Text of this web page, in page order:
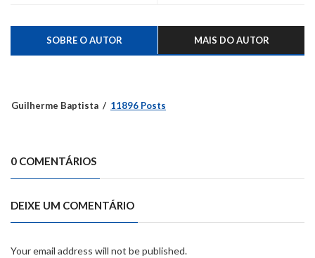
SOBRE O AUTOR MAIS DO AUTOR
Guilherme Baptista 11896 Posts
0 COMENTÁRIOS
DEIXE UM COMENTÁRIO
Your email address will not be published.